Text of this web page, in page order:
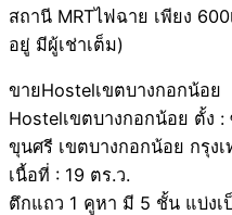
สถานี MRTไฟฉาย เพียง
อยู่ มีผู้เช่าเต็ม)
ขายHostelเขตบางกอกน้อย
Hostelเขตบางกอกน้อย ตั้ง
ขุนศรี เขตบางกอกน้อย กรุง
เนื้อที่ : 19 ตร.ว.
ตึกแถว 1 คูหา มี 5 ชั้น แบ่ง